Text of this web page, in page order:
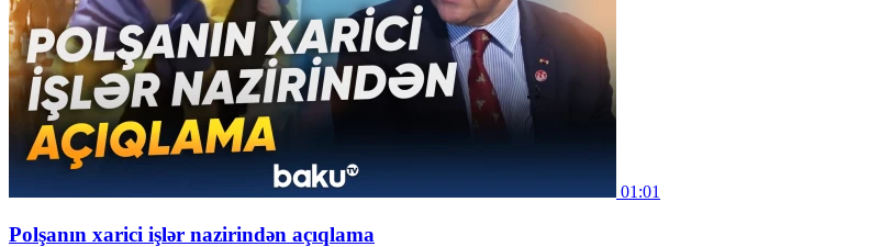
01:01
Polşanın xarici işlər nazirindən açıqlama